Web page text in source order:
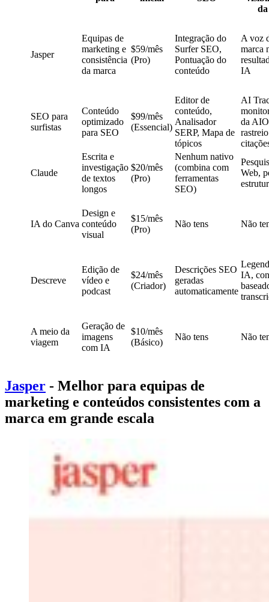
Jasper
Equipas de
marketing e
consistência
da marca
$59/mês
(Pro)
Integração do
Surfer SEO,
Pontuação do
conteúdo
A voz
marca
IA
SEO para
surfistas
Conteúdo
optimizado
para SEO
$99/mês
(Essencial)
Editor de
conteúdo,
Analisador
SERP, Mapa de
tópicos
AI
da
Claude
Escrita e
investigação
de textos
longos
$20/mês
(Pro)
Nenhum nativo
(combina com
ferramentas
SEO)
Web,
IA do Canva
Design e
conteúdo
visual
$15/mês
(Pro)
Não tens Não
Descreve
Edição de
vídeo e
podcast
$24/mês
(Criador)
Descrições SEO
geradas
automaticamente
IA,
A meio da
viagem
Geração de
imagens
com IA
$10/mês
(Básico)
Não tens Não
Jasper - Melhor para equipas de
marketing e conteúdos consistentes com a
marca em grande escala